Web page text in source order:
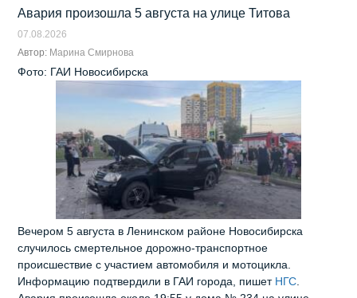
Авария произошла 5 августа на улице Титова
07.08.2026
Автор: Марина Смирнова
Фото: ГАИ Новосибирска
Вечером 5 августа в Ленинском районе Новосибирска
случилось смертельное дорожно‑транспортное
происшествие с участием автомобиля и мотоцикла.
Информацию подтвердили в ГАИ города, пишет НГС